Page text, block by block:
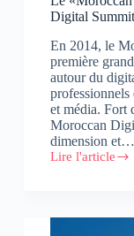
Digital
En 2014, le
première
autour du
et média. Fort
Moroccan
dimension et…
Lire l'article
Le